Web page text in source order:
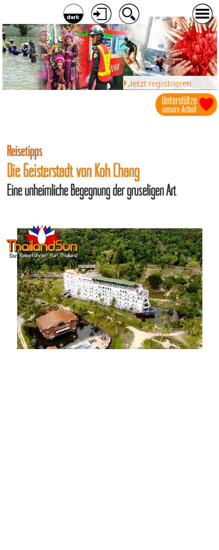
Jetzt registrieren
Reisetipps
Die Geisterstadt von Koh Chang
Eine unheimliche Begegnung der gruseligen Art